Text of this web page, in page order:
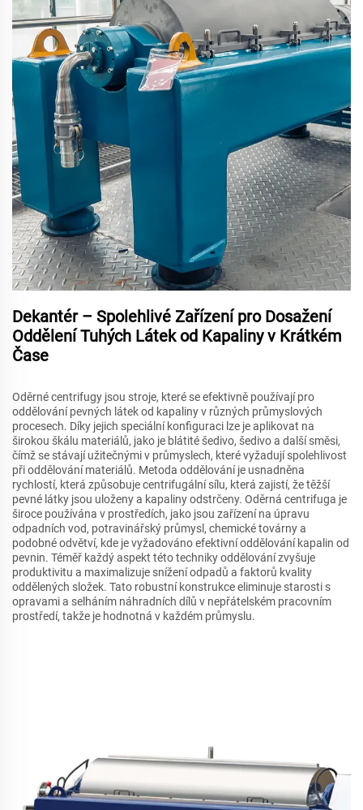
Dekantér – Spolehlivé Zařízení pro Dosažení
Oddělení Tuhých Látek od Kapaliny v Krátkém
Čase
Oděrné centrifugy jsou stroje, které se efektivně používají pro
oddělování pevných látek od kapaliny v různých průmyslových
procesech. Díky jejich speciální konfiguraci lze je aplikovat na
širokou škálu materiálů, jako je blátité šedivo, šedivo a další směsi,
čímž se stávají užitečnými v průmyslech, které vyžadují spolehlivost
při oddělování materiálů. Metoda oddělování je usnadněna
rychlostí, která způsobuje centrifugální sílu, která zajistí, že těžší
pevné látky jsou uloženy a kapaliny odstrčeny. Oděrná centrifuga je
široce používána v prostředích, jako jsou zařízení na úpravu
odpadních vod, potravinářský průmysl, chemické továrny a
podobné odvětví, kde je vyžadováno efektivní oddělování kapalin od
pevnin. Téměř každý aspekt této techniky oddělování zvyšuje
produktivitu a maximalizuje snížení odpadů a faktorů kvality
oddělených složek. Tato robustní konstrukce eliminuje starosti s
opravami a selháním náhradních dílů v nepřátelském pracovním
prostředí, takže je hodnotná v každém průmyslu.